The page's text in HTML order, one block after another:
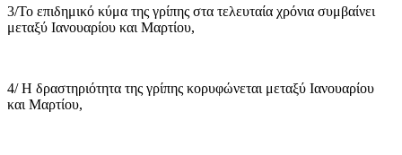
3/Το επιδημικό κύμα της γρίπης στα τελευταία χρόνια συμβαίνει
μεταξύ Ιανουαρίου και Μαρτίου,
4/ Η δραστηριότητα της γρίπης κορυφώνεται μεταξύ Ιανουαρίου
και Μαρτίου,